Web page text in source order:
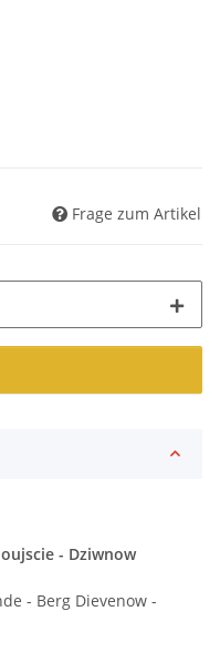
Frage zum Artikel
- Dziwnow
- Berg Dievenow -